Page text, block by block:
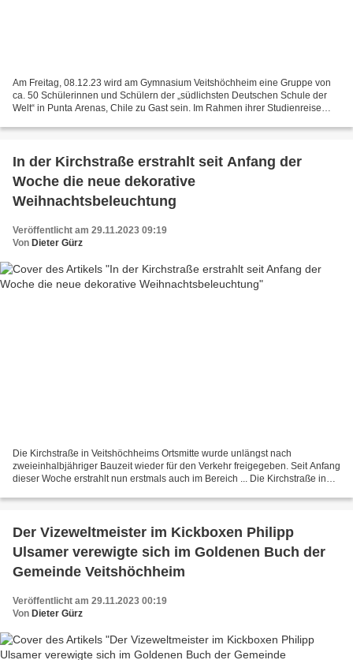
Am Freitag, 08.12.23 wird am Gymnasium Veitshöchheim eine Gruppe von
ca. 50 Schülerinnen und Schülern der „südlichsten Deutschen Schule der
Welt“ in Punta Arenas, Chile zu Gast sein. Im Rahmen ihrer Studienreise
In der Kirchstraße erstrahlt seit Anfang der
Woche die neue dekorative
Weihnachtsbeleuchtung
Veröffentlicht am 29.11.2023 09:19
Von Dieter Gürz
Die Kirchstraße in Veitshöchheims Ortsmitte wurde unlängst nach
zweieinhalbjähriger Bauzeit wieder für den Verkehr freigegeben. Seit Anfang
dieser Woche erstrahlt nun erstmals auch im Bereich ... Die Kirchstraße in
Der Vizeweltmeister im Kickboxen Philipp
Ulsamer verewigte sich im Goldenen Buch der
Gemeinde Veitshöchheim
Veröffentlicht am 29.11.2023 00:19
Von Dieter Gürz